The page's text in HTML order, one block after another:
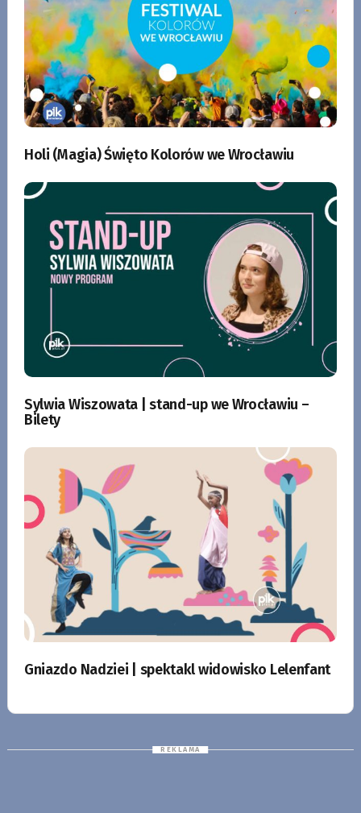
Holi (Magia) Święto Kolorów we Wrocławiu
Sylwia Wiszowata | stand-up we Wrocławiu –
Bilety
Gniazdo Nadziei | spektakl widowisko Lelenfant